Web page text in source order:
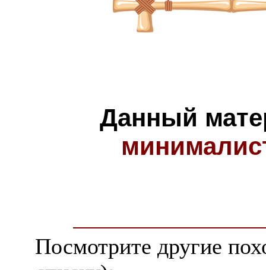
Данный
Посмотрите другие